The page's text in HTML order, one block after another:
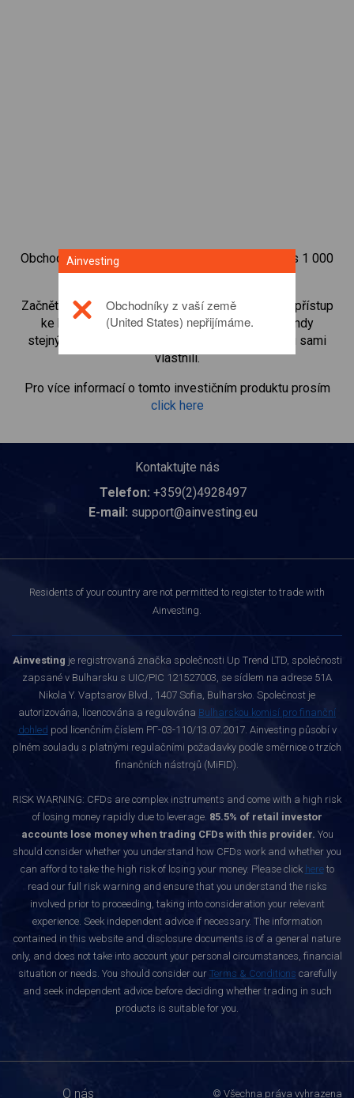
Obchodujte na obchodní platformě Ainvesting přes 1 000
mezinárodních akcií.
Začněte obchodovat CFD na Prudential
. Získejte přístup
ke kurzům v reálném čase a dostávejte dividendy
stejným způsobem, jako kdybyste akcie opravdu sami
vlastnili.
Pro více informací o tomto investičním produktu prosím
click here
Kontaktujte nás
Telefon: +359(2)4928497
E-mail: support@ainvesting.eu
Residents of your country are not permitted to register to trade with
Ainvesting.
Ainvesting je registrovaná značka společnosti Up Trend LTD, společnosti
zapsané v Bulharsku s UIC/PIC 121527003, se sídlem na adrese 51A
Nikola Y. Vaptsarov Blvd., 1407 Sofia, Bulharsko. Společnost je
autorizována, licencována a regulována Bulharskou komisí pro finanční
dohled pod licenčním číslem РГ-03-110/13.07.2017. Ainvesting působí v
plném souladu s platnými regulačními požadavky podle směrnice o trzích
finančních nástrojů (MiFID).
RISK WARNING: CFDs are complex instruments and come with a high risk
of losing money rapidly due to leverage. 85.5% of retail investor
accounts lose money when trading CFDs with this provider. You
should consider whether you understand how CFDs work and whether you
can afford to take the high risk of losing your money. Please click hereto
read our full risk warning and ensure that you understand the risks
involved prior to proceeding, taking into consideration your relevant
experience. Seek independent advice if necessary. The information
contained in this website and disclosure documents is of a general nature
only, and does not take into account your personal circumstances, financial
situation or needs. You should consider our Terms & Conditions carefully
and seek independent advice before deciding whether trading in such
products is suitable for you.
O nás © Všechna práva vyhrazena
Ainvesting
Obchodníky z vaší země
(United States) nepřijímáme.